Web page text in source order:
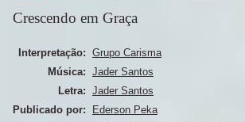
Crescendo em Graça
Interpretação: Grupo Carisma
Música: Jader Santos
Letra: Jader Santos
Publicado por:
Ederson Peka